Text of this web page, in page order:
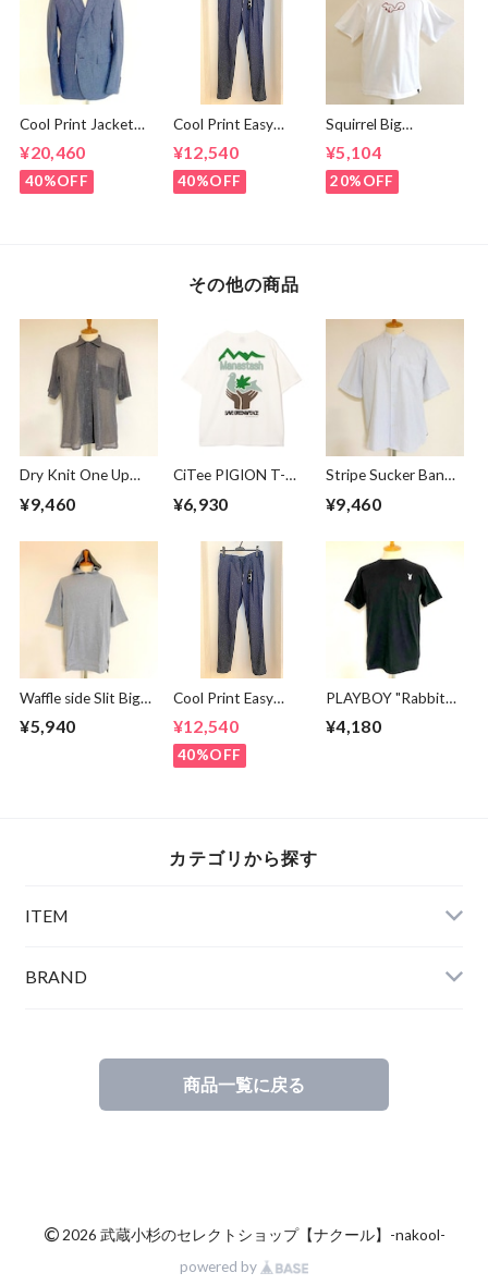
Cool Print Jacket
¥20,460
40%OFF
Cool Print Easy
¥12,540
40%OFF
Squirrel Big
shirts White /
Brown
¥5,104
20%OFF
その他の商品
Dry Knit One Up
Beige
¥9,460
CiTee PIGION T-
¥6,930
Stripe Sucker Band
White
¥9,460
Waffle side Slit Big
Gray
¥5,940
Cool Print Easy
¥12,540
40%OFF
PLAYBOY "Rabbit
Logo T-Shirt Black
¥4,180
カテゴリから探す
ITEM
BRAND
商品一覧に戻る
©2026 武蔵小杉のセレクトショップ【ナクール】-nakool-
powered by